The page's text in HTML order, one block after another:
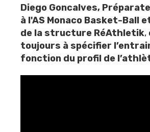
Diego Goncalves,
à l'AS Monaco Basket-Ball
de la structure RéAthletik,
toujours à spécifier
fonction du profil de